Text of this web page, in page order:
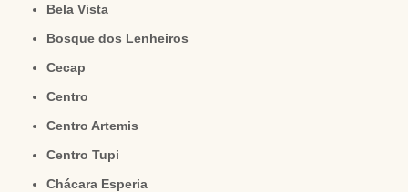
Bela Vista
Bosque dos Lenheiros
Cecap
Centro
Centro Artemis
Centro Tupi
Chácara Esperia